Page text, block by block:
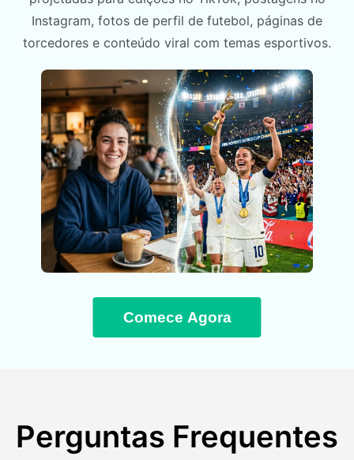
Instagram, fotos de perfil de futebol, páginas de
torcedores e conteúdo viral com temas esportivos.
Comece Agora
Perguntas Frequentes